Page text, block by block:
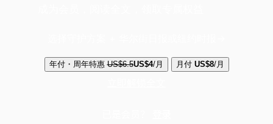
年付・周年特惠 US$6.5US$4/月 月付 US$8/月